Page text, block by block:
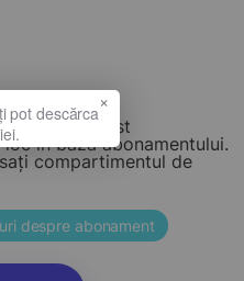
la acest
în baza abonamentului.
compartimentul de
despre abonament
×